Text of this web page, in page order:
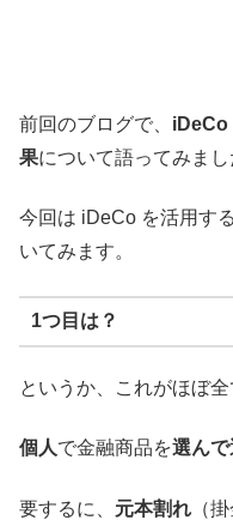
前回のブログで、 iDeCo
果について語ってみまし
今回は iDeCo を活用す
いてみます。
1つ目は？
というか、これがほぼ全
個人で金融商品を選んで
要するに、 元本割れ （